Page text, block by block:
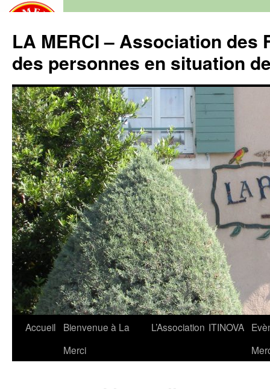
LA MERCI – Association des
des personnes en situation
Aller
Accueil
Bienvenue à La
Merci
L’Association ITINOVA